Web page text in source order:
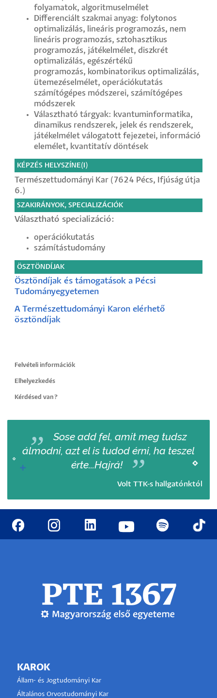
folyamatok, algoritmuselmélet
Differenciált szakmai anyag: folytonos
optimalizálás, lineáris programozás, nem
lineáris programozás, sztohasztikus
programozás, játékelmélet, diszkrét
optimalizálás, egészértékű
programozás, kombinatorikus optimalizálás,
ütemezéselmélet, operációkutatás
számítógépes módszerei, számítógépes
módszerek
Választható tárgyak: kvantuminformatika,
dinamikus rendszerek, jelek és rendszerek,
játékelmélet válogatott fejezetei, információ
elemélet, kvantitatív döntések
KÉPZÉS HELYSZÍNE(I)
Természettudományi Kar (7624 Pécs, Ifjúság útja
6.)
SZAKIRÁNYOK, SPECIALIZÁCIÓK
Választható specializáció:
operációkutatás
számítástudomány
ÖSZTÖNDÍJAK
Ösztöndíjak és támogatások a Pécsi
Tudományegyetemen
A Természettudományi Karon elérhető
ösztöndíjak
Felvételi információk
Elhelyezkedés
Kérdésed van?
Sose add fel, amit meg tudsz
álmodni, azt el is tudod érni, ha teszel
érte...Hajrá!
Volt TTK-s hallgatónktól
KAROK
Állam- és Jogtudományi Kar
Általános Orvostudományi Kar